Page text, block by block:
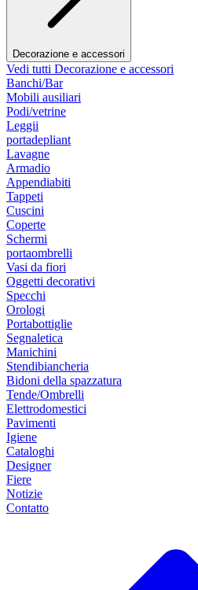
Decorazione e accessori
Vedi tutti Decorazione e accessori
Banchi/Bar
Mobili ausiliari
Podi/vetrine
Leggii
portadepliant
Lavagne
Armadio
Appendiabiti
Tappeti
Cuscini
Coperte
Schermi
portaombrelli
Vasi da fiori
Oggetti decorativi
Specchi
Orologi
Portabottiglie
Segnaletica
Manichini
Stendibiancheria
Bidoni della spazzatura
Tende/Ombrelli
Elettrodomestici
Pavimenti
Igiene
Cataloghi
Designer
Fiere
Notizie
Contatto